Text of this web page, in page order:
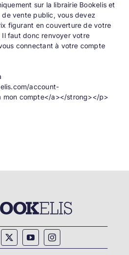
sur la librairie Bookelis et
vente public, vous devez
figurant en couverture de votre
faut donc renvoyer votre
connectant à votre compte
account-
mon compte</a></strong></p>